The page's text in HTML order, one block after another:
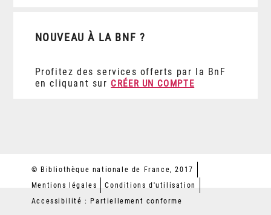
NOUVEAU À LA BNF ?
Profitez des services offerts par la BnF
en cliquant sur CRÉER UN COMPTE
© Bibliothèque nationale de France, 2017
Mentions légales
Conditions d'utilisation
Accessibilité : Partiellement conforme